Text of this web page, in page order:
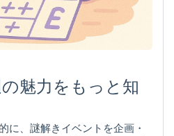
魅力をもっと知
に、謎解きイベントを企画・